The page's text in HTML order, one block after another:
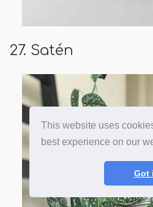
This website uses
best experience on our
Got
27. Satén